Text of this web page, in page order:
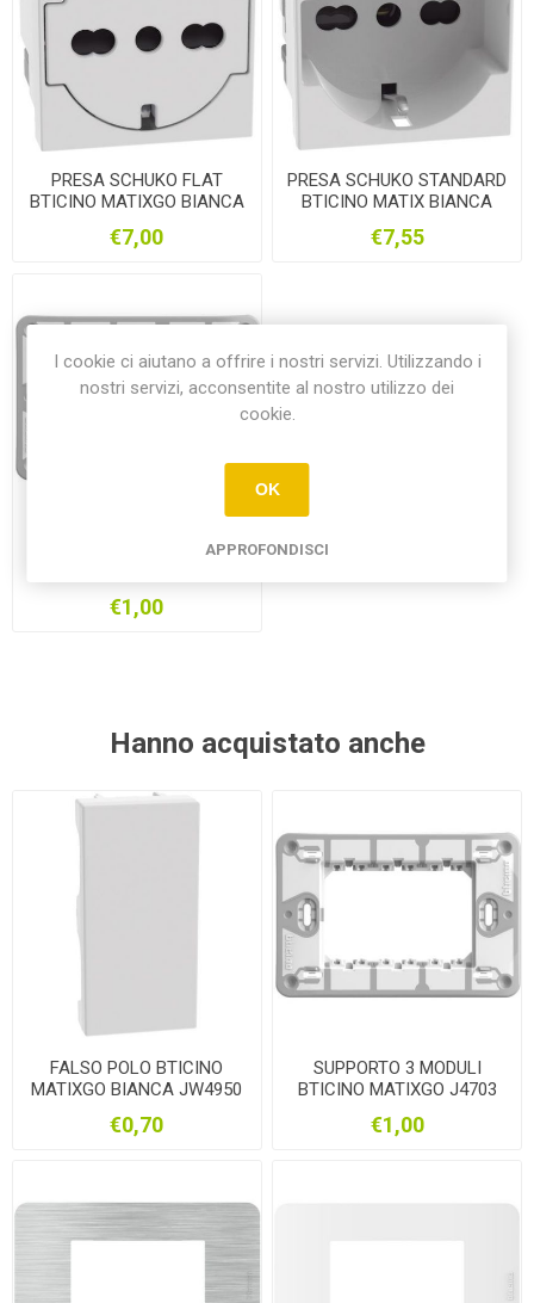
PRESA SCHUKO FLAT
BTICINO MATIXGO BIANCA
€7,00
PRESA SCHUKO STANDARD
BTICINO MATIX BIANCA
€7,55
SUPPORTO 3 MODULI
€1,00
Hanno acquistato anche
FALSO POLO BTICINO
MATIXGO BIANCA JW4950
€0,70
SUPPORTO 3 MODULI
BTICINO MATIXGO J4703
€1,00
I cookie ci aiutano a offrire i nostri servizi. Utilizzando i
nostri servizi, acconsentite al nostro utilizzo dei
cookie.
OK
APPROFONDISCI